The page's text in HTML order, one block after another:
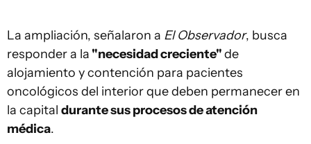
La ampliación, señalaron a El Observador, busca
responder a la "necesidad creciente"de
alojamiento y contención para pacientes
oncológicos del interior que deben permanecer en
la capital durante sus procesos de atención
médica.